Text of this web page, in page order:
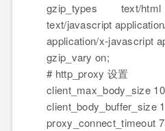
gzip_types text/
text/javascript
application/x-javascript
gzip_vary on;
# http_proxy 设置
client_max_body_size
client_body_buffer_size
proxy_connect_timeout